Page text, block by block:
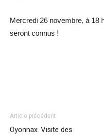
Mercredi 26 novembre, à 18
seront connus !
Article précédent
Oyonnax. Visite des